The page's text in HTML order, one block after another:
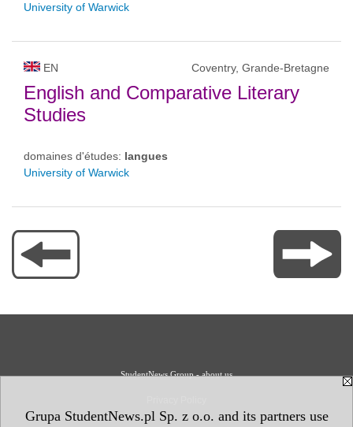
Grupa StudentNews.pl Sp. z o.o. and its partners use
University of Warwick
EN Coventry, Grande-Bretagne
English and Comparative Literary
Studies
domaines d'études: langues
University of Warwick
StudentNews Group - about us